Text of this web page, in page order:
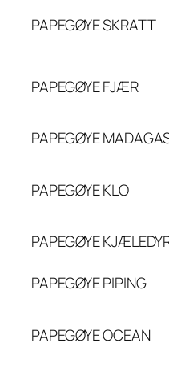
PAPEGØYESKRATT
PAPEGØYEFJÆR
PAPEGØYE
PAPEGØYEKLO
PAPEGØYE
PAPEGØYEPIPING
PAPEGØYEOCEAN